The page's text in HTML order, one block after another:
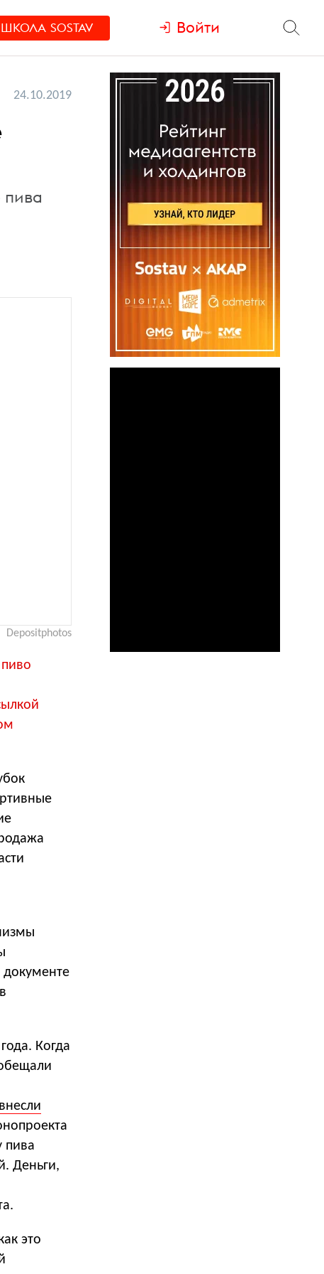
ШКОЛА SOSTAV Войти
24.10.2019
пива
Depositphotos
документе
Когда
внесли
пива
Деньги,
это